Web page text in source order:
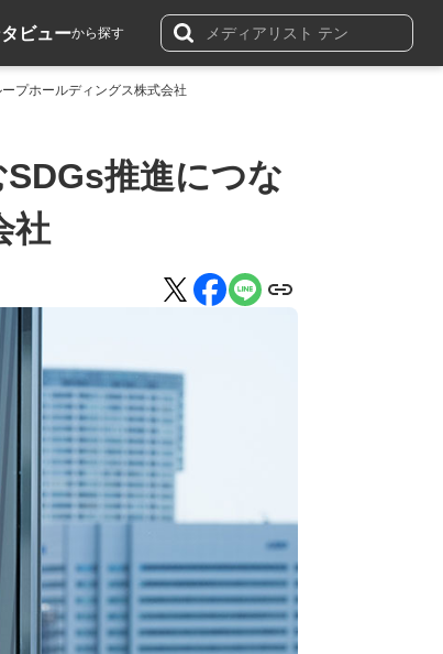
ビューから探す
プホールディングス株式会社
推進につな
社